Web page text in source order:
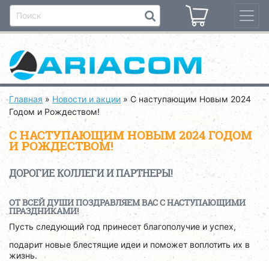
Главная » Новости и акции »С наступающим Новым 2024
Годом и Рождеством!
С НАСТУПАЮЩИМ НОВЫМ 2024 ГОДОМ
И РОЖДЕСТВОМ!
ДОРОГИЕ КОЛЛЕГИ И ПАРТНЕРЫ!
ОТ ВСЕЙ ДУШИ ПОЗДРАВЛЯЕМ ВАС С НАСТУПАЮЩИМИ
ПРАЗДНИКАМИ!
Пусть следующий год принесет благополучие и успех,
подарит новые блестящие идеи и поможет воплотить их в
жизнь.